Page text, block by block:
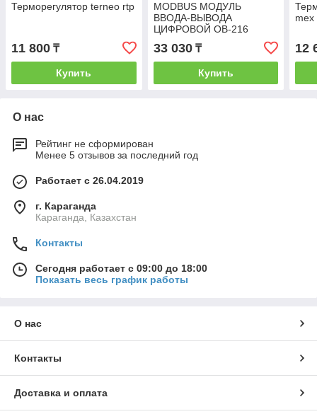
Терморегулятор terneo rtp
11 800 ₸
Купить
MODBUS МОДУЛЬ
ВВОДА-ВЫВОДА
ЦИФРОВОЙ OB-216
33 030₸
Купить
mex
12
О нас
Рейтинг не сформирован
Менее 5 отзывов за последний год
Работает с 26.04.2019
г. Караганда
Караганда, Казахстан
Контакты
Сегодня работает с 09:00 до 18:00
Показать весь график работы
О нас
Контакты
Доставка и оплата